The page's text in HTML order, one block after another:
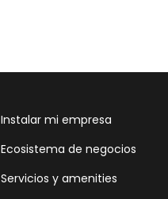
Instalar mi empresa
Ecosistema de negocios
Servicios y amenities